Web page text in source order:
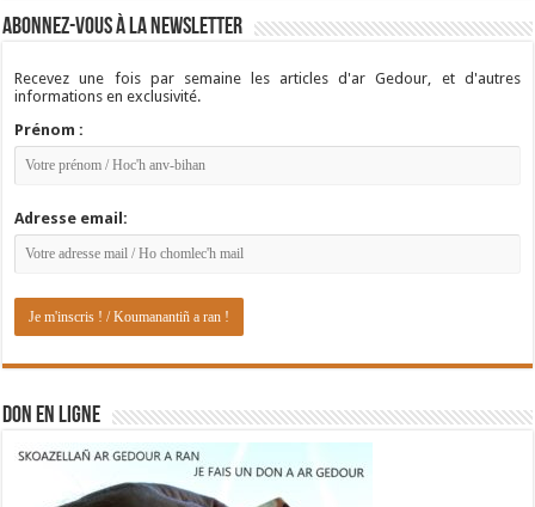
Abonnez-vous à la newsletter
Recevez une fois par semaine les articles d'ar Gedour, et d'autres
informations en exclusivité.
Prénom :
Adresse email:
DON EN LIGNE